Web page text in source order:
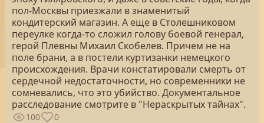
пол-Москвы приезжали в знаменитый
кондитерский магазин. А еще в Столешниковом
переулке когда-то сложил голову боевой генерал,
герой Плевны Михаил Скобелев. Причем не на
поле брани, а в постели куртизанки немецкого
происхождения. Врачи констатировали смерть от
сердечной недостаточности, но современники не
сомневались, что это убийство. Документальное
расследование смотрите в "Нераскрытых тайнах".
100 0